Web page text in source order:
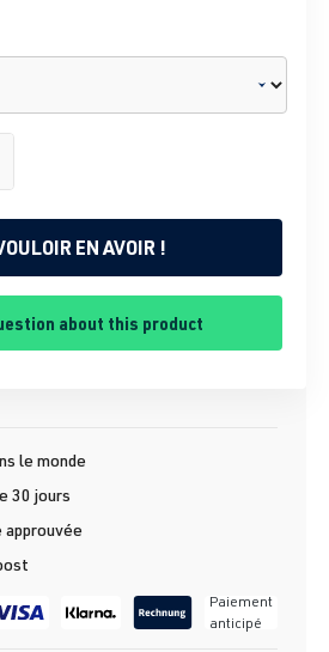
EN AVOIR !
about this product
le monde
30 jours
approuvée
Paiement
anticipé